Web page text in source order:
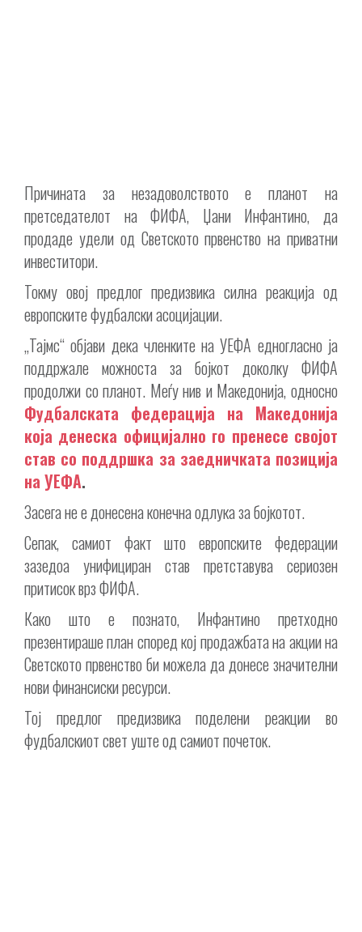
Причината за незадоволството е планот на
претседателот на ФИФА, Џани Инфантино, да
продаде удели од Светското првенство на приватни
инвеститори.
Токму овој предлог предизвика силна реакција од
европските фудбалски асоцијации.
„Тајмс“ објави дека членките на УЕФА едногласно ја
поддржале можноста за бојкот доколку ФИФА
продолжи со планот. Меѓу нив и Македонија, односно
Фудбалската федерација на Македонија
која денеска официјално го пренесе својот
став со поддршка за заедничката позиција
на УЕФА.
Засега не е донесена конечна одлука за бојкотот.
Сепак, самиот факт што европските федерации
зазедоа унифициран став претставува сериозен
притисок врз ФИФА.
Како што е познато, Инфантино претходно
презентираше план според кој продажбата на акции на
Светското првенство би можела да донесе значителни
нови финансиски ресурси.
Тој предлог предизвика поделени реакции во
фудбалскиот свет уште од самиот почеток.